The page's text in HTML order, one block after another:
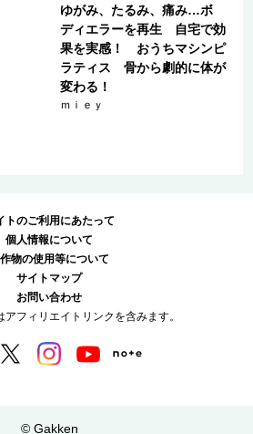
ゆがみ、たるみ、痛み…ボ
ディエラーを再生 自宅で効
果を実感！ おうちマシンピ
ラティス 骨から劇的に体が
変わる！
ｍｉｅｙ
トのご利用にあたって
個人情報について
物の使用等について
サイトマップ
お問い合わせ
フィリエイトリンクを含みます。
© Gakken